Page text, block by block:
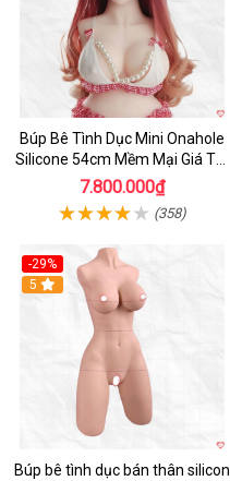
Búp Bê Tình Dục Mini Onahole
Silicone 54cm Mềm Mại Giá Tốt
Đáng Mua
7.800.000₫
(358)
-29%
5
Búp bê tình dục bán thân silicon